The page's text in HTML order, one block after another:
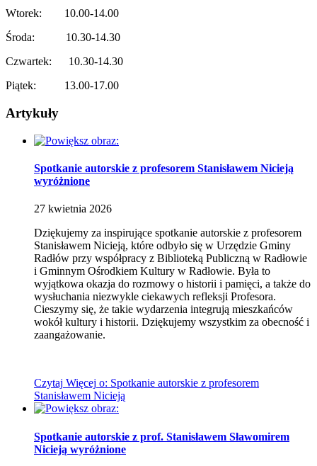
Wtorek: 10.00-14.00
Środa: 10.30-14.30
Czwartek: 10.30-14.30
Piątek: 13.00-17.00
Artykuły
Spotkanie autorskie z profesorem Stanisławem Nicieją
wyróżnione
27 kwietnia 2026
Dziękujemy za inspirujące spotkanie autorskie z profesorem
Stanisławem Nicieją, które odbyło się w Urzędzie Gminy
Radłów przy współpracy z Biblioteką Publiczną w Radłowie
i Gminnym Ośrodkiem Kultury w Radłowie. Była to
wyjątkowa okazja do rozmowy o historii i pamięci, a także do
wysłuchania niezwykle ciekawych refleksji Profesora.
Cieszymy się, że takie wydarzenia integrują mieszkańców
wokół kultury i historii. Dziękujemy wszystkim za obecność i
zaangażowanie.
Czytaj Więcej o: Spotkanie autorskie z profesorem
Stanisławem Nicieją
Spotkanie autorskie z prof. Stanisławem Sławomirem
Nicieją wyróżnione